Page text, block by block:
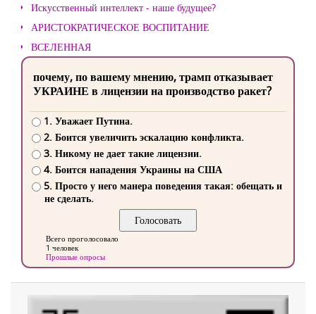
Искусственный интеллект - наше будущее?
АРИСТОКРАТИЧЕСКОЕ ВОСПИТАНИЕ
ВСЕЛЕННАЯ
почему, по вашему мнению, трамп отказывает
УКРАИНЕ в лицензии на производство ракет?
1. Уважает Путина.
2. Боится увеличить эскалацию конфликта.
3. Никому не дает такие лицензии.
4. Боится нападения Украины на США
5. Просто у него манера поведения такая: обещать и
не сделать.
Всего проголосовало
1 человек
Прошлые опросы